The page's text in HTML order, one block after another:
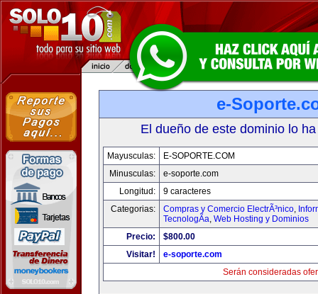
e-
El dueño de este dominio lo
Mayusculas:
E-SOPORTE.COM
Minusculas:
e-soporte.com
Longitud:
9 caracteres
Categorias:
Compras y Comercio ElectrÃ³nico,
TecnologÃ­a, Web Hosting y Dominios
Precio:
$800.00
Visitar!
e-soporte.com
Serán consideradas